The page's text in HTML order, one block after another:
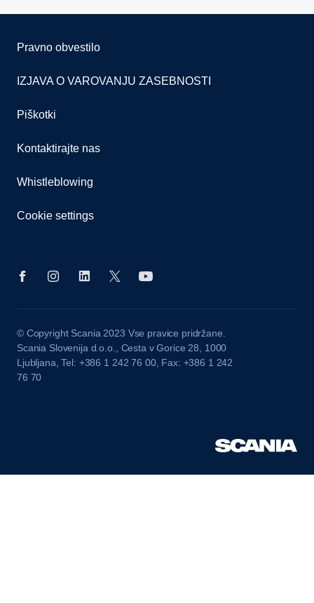
Pravno obvestilo
IZJAVA O VAROVANJU ZASEBNOSTI
Piškotki
Kontaktirajte nas
Whistleblowing
Cookie settings
© Copyright Scania 2023 Vse pravice pridržane.
Scania Slovenija d.o.o., Cesta v Gorice 28, 1000
Ljubljana, Tel: +386 1 242 76 00, Fax: +386 1 242
76 70